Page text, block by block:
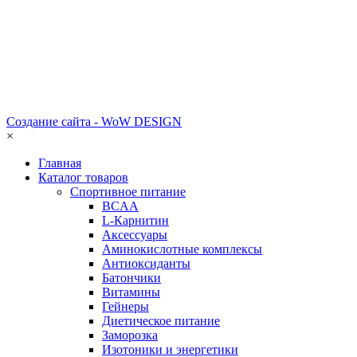
Создание сайта - WoW DESIGN
×
Главная
Каталог товаров
Спортивное питание
BCAA
L-Карнитин
Аксессуары
Аминокислотные комплексы
Антиоксиданты
Батончики
Витамины
Гейнеры
Диетическое питание
Заморозка
Изотоники и энергетики